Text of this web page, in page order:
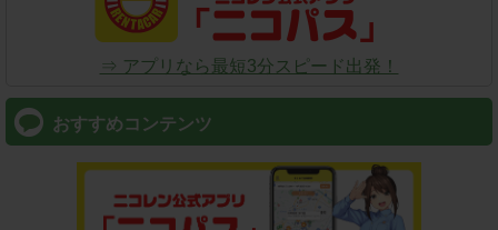
⇒ アプリなら最短3分スピード出発！
おすすめコンテンツ